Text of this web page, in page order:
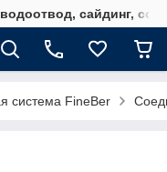
сайдинг,
система FineBer